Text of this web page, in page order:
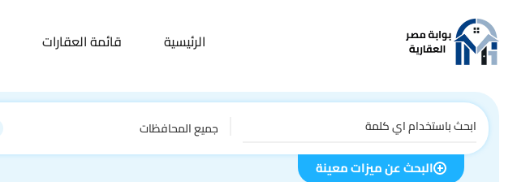
الرئيسية قائمة العقارات
جميع المحافظات
البحث عن ميزات معينة